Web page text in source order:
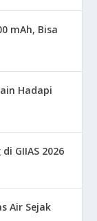
mAh, Bisa
Hadapi
GIIAS 2026
Air Sejak